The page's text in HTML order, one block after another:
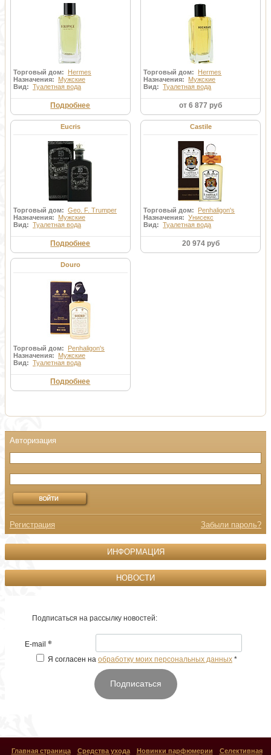
Торговый дом:
Hermes
Назначения: Мужские
Вид: Туалетная вода
Подробнее
Торговый дом:
Hermes
Назначения: Мужские
Вид:Туалетная вода
от 6 877 руб
Eucris
Торговый дом: Geo. F. Trumper
Назначения: Мужские
Вид: Туалетная вода
Подробнее
Castile
Торговый дом:
Penhaligon's
Назначения:Унисекс
Вид:Туалетная вода
20 974 руб
Douro
Торговый дом:
Penhaligon's
Назначения: Мужские
Вид: Туалетная вода
Подробнее
Регистрация Забыли пароль?
ИНФОРМАЦИЯ
НОВОСТИ
Подписаться на рассылку новостей:
E-mail *
Я согласен на обработку моих персональных данных *
Подписаться
Главная страница Средства ухода Новинки парфюмерии
Селективная